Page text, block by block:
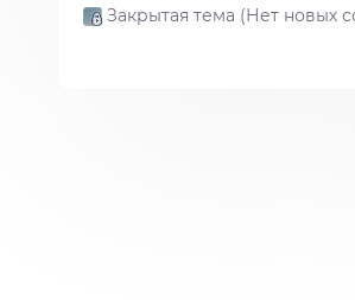
Закрытая тема (Нет новых